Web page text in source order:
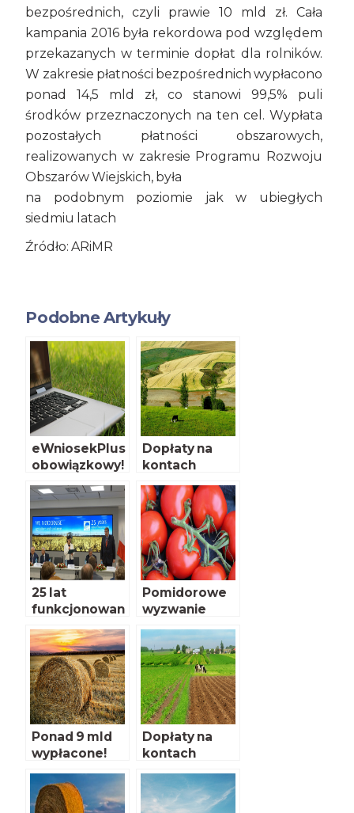
bezpośrednich, czyli prawie 10 mld zł. Cała
kampania 2016 była rekordowa pod względem
przekazanych w terminie dopłat dla rolników.
W zakresie płatności bezpośrednich wypłacono
ponad 14,5 mld zł, co stanowi 99,5% puli
środków przeznaczonych na ten cel. Wypłata
pozostałych płatności obszarowych,
realizowanych w zakresie Programu Rozwoju
Obszarów Wiejskich, była
na podobnym poziomie jak w ubiegłych
siedmiu latach
Źródło: ARiMR
Podobne Artykuły
eWniosekPlus
obowiązkowy!
Dopłaty na
kontach
rolników
25 lat
funkcjonowan
ia ARiMR
Pomidorowe
wyzwanie
Ponad 9 mld
wypłacone!
Dopłaty na
kontach